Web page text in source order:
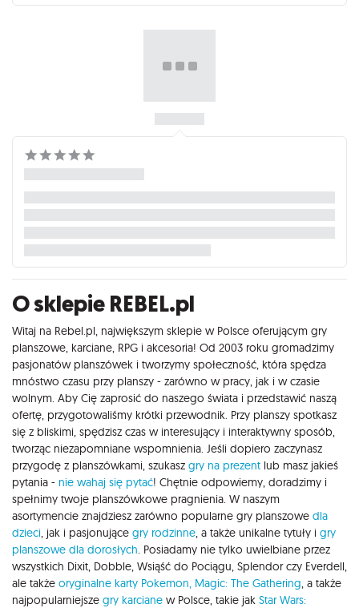
O sklepie REBEL.pl
Witaj na Rebel.pl, największym sklepie w Polsce oferującym gry
planszowe, karciane, RPG i akcesoria! Od 2003 roku gromadzimy
pasjonatów planszówek i tworzymy społeczność, która spędza
mnóstwo czasu przy planszy - zarówno w pracy, jak i w czasie
wolnym. Aby Cię zaprosić do naszego świata i przedstawić naszą
ofertę, przygotowaliśmy krótki przewodnik. Przy planszy spotkasz
się z bliskimi, spędzisz czas w interesujący i interaktywny sposób,
tworząc niezapomniane wspomnienia. Jeśli dopiero zaczynasz
przygodę z planszówkami, szukasz gry na prezent lub masz jakieś
pytania - nie wahaj się pytać! Chętnie odpowiemy, doradzimy i
spełnimy twoje planszówkowe pragnienia. W naszym
asortymencie znajdziesz zarówno popularne gry planszowe dla
dzieci , jak i pasjonujące gry rodzinne , a także unikalne tytuły i gry
planszowe dla dorosłych . Posiadamy nie tylko uwielbiane przez
wszystkich Dixit, Dobble, Wsiąść do Pociągu, Splendor czy Everdell,
ale także oryginalne karty Pokemon, Magic: The Gathering , a także
najpopularniejsze gry karciane w Polsce, takie jak Star Wars: